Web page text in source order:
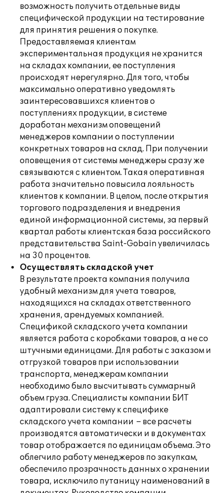
возможность получить отдельные виды
специфической продукции на тестирование
для принятия решения о покупке.
Предоставляемая клиентам
экспериментальная продукция не хранится
на складах компании, ее поступления
происходят нерегулярно. Для того, чтобы
максимально оперативно уведомлять
заинтересовавшихся клиентов о
поступлениях продукции, в системе
доработан механизм оповещений
менеджеров компании о поступлении
конкретных товаров на склад. При получении
оповещения от системы менеджеры сразу же
связываются с клиентом. Такая оперативная
работа значительно повысила лояльность
клиентов к компании. В целом, после открытия
торгового подразделения и внедрения
единой информационной системы, за первый
квартал работы клиентская база российского
представительства Saint-Gobain увеличилась
на 30 процентов.
Осуществлять складской учет
В результате проекта компания получила
удобный механизм для учета товаров,
находящихся на складах ответственного
хранения, арендуемых компанией.
Спецификой складского учета компании
является работа с коробками товаров, а не со
штучными единицами. Для работы с заказом и
отгрузкой товаров при использовании
транспорта, менеджерам компании
необходимо было высчитывать суммарный
объем груза. Специалисты компании БИТ
адаптировали систему к специфике
складского учета компании – все расчеты
производятся автоматически и в документах
товар отображается по единицам объема. Это
облегчило работу менеджеров по закупкам,
обеспечило прозрачность данных о хранении
товара, исключило путаницу наименований в